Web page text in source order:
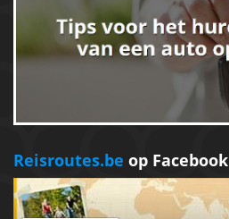
Reisroutes.be op Facebook